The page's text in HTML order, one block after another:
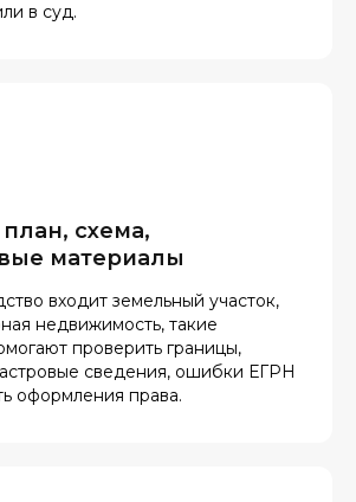
в суд.
схема,
материалы
входит земельный участок,
недвижимость, такие
проверить границы,
сведения, ошибки ЕГРН
оформления права.